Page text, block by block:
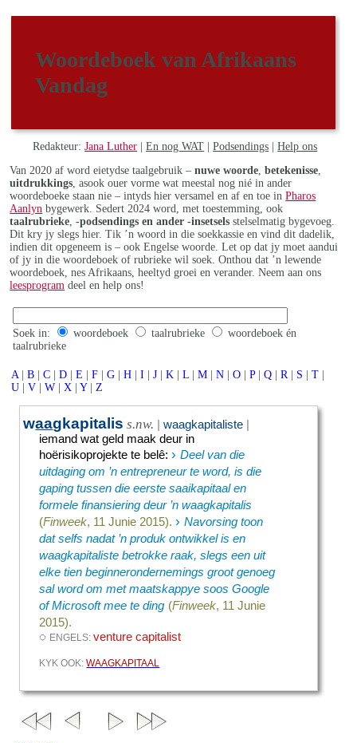
Woordeboek van Afrikaans
Vandag
Redakteur:Jana Luther |En nog WAT |Podsendings |Help ons
Van 2020 af word eietydse taalgebruik –nuwe woorde ,betekenisse
uitdrukkings , asook ouer vorme wat meestal nog nié in ander
woordeboeke staan nie – intyds hier versamel en af en toe inPharos
Aanlyn bygewerk. Sedert 2024 word, met toestemming, ook
taalrubrieke ,-podsendings en ander -insetsels stelselmatig bygevoeg.
Dit kry jy slegs hier. Tik ’n woord in die soekkassie en vind dit dadelik,
indien dit opgeneem is – ook Engelse woorde. Let op dat jy moet aandui
of jy in die woordeboek of rubrieke wil soek. Onthou dat ’n lewende
woordeboek, nes Afrikaans, heeltyd groei en verander. Neem aan ons
leesprogram deel en help ons!
Soek in: woordeboek taalrubrieke
woordeboek én
taalrubrieke
A | B | C | D | E | F | G | H | I | J | K | L | M | N | O | P | Q | R | S | T |
U | V | W | X | Y | Z
waagkapitalis s.nw. |waagkapitaliste |
iemand wat geld maak deur in
hoërisikoprojekte te belê:› Deel van die
uitdaging om ’n entrepreneur te word, is die
gaping tussen die eerste saaikapitaal en
formele finansiering deur ’n waagkapitalis
(Finweek, 11 Junie 2015). › Navorsing toon
dat selfs nadat ’n produk ontwikkel is en
waagkapitaliste betrokke raak, slegs een uit
elke tien beginnerondernemings groot genoeg
sal word om met maatskappye soos Google
of Microsoft mee te ding (Finweek, 11 Junie
2015).
◌ ENGELS:venture capitalist
KYK OOK:WAAGKAPITAAL